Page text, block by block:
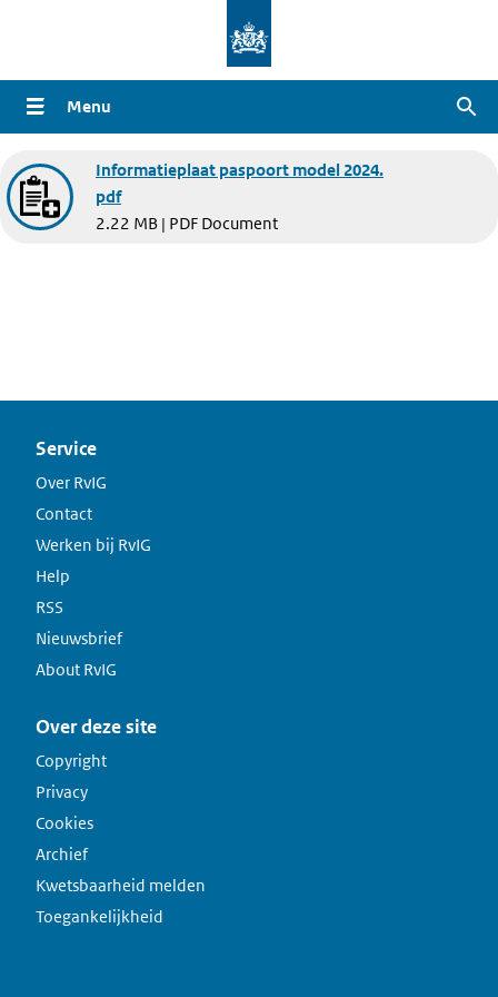
naar
de
gaan
Menu
Document
Informatieplaat paspoort model 2024.
pdf
2.22 MB | PDF Document
Service
Over RvIG
Contact
Werken bij RvIG
Help
RSS
Nieuwsbrief
About RvIG
Over deze site
Copyright
Privacy
Cookies
Archief
Kwetsbaarheid melden
Toegankelijkheid